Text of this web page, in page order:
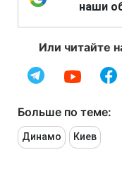
наши
Или читайте
Больше по теме:
Динамо Киев